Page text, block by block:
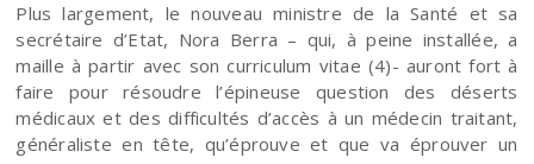
Plus largement, le nouveau ministre de la Santé et sa
secrétaire d’Etat, Nora Berra – qui, à peine installée, a
maille à partir avec son curriculum vitae (4)- auront fort à
faire pour résoudre l’épineuse question des déserts
médicaux et des difficultés d’accès à un médecin traitant,
généraliste en tête, qu’éprouve et que va éprouver un